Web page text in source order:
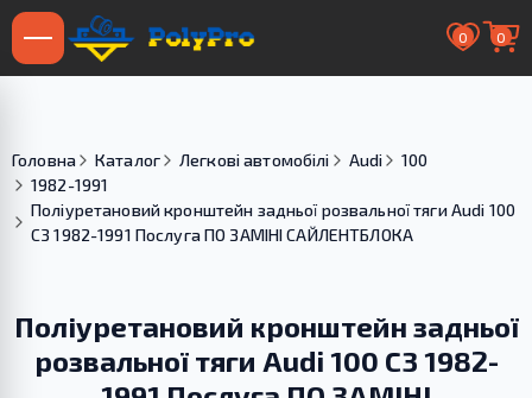
0 0
Головна Каталог Легкові автомобілі Audi
100
1982-1991
Поліуретановий кронштейн задньої розвальної тяги Audi 100
С3 1982-1991 Послуга ПО ЗАМІНІ САЙЛЕНТБЛОКА
Поліуретановий кронштейн задньої
розвальної тяги Audi 100 С3 1982-